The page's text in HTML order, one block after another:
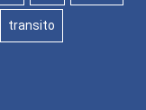
transito